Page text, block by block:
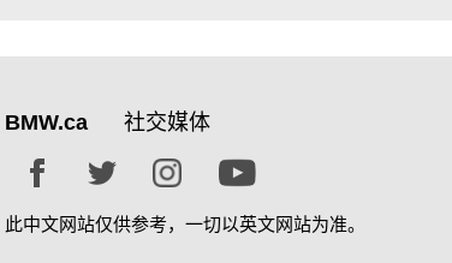
BMW.ca 社交媒体
此中文网站仅供参考，一切以英文网站为准。